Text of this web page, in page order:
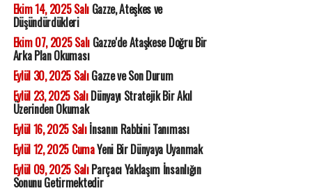
Ekim 14, 2025 SalıGazze, Ateşkes ve
Düşündürdükleri
Ekim 07, 2025 SalıGazze'de Ataşkese Doğru Bir
Arka Plan Okuması
Eylül 30, 2025 SalıGazze ve Son Durum
Eylül 23, 2025 SalıDünyayı Stratejik Bir Akıl
Üzerinden Okumak
Eylül 16, 2025 Salıİnsanın Rabbini Tanıması
Eylül 12, 2025 CumaYeni Bir Dünyaya Uyanmak
Eylül 09, 2025 SalıParçacı Yaklaşım İnsanlığın
Sonunu Getirmektedir